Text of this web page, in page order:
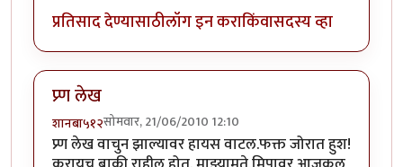
प्रतिसाद देण्यासाठीलॉग इन कराकिंवासदस्य व्हा
प्र्ण लेख
शानबा५१२सोमवार, 21/06/2010 12:10
प्र्ण लेख वाचुन झाल्यावर हायस वाटल.फक्त जोरात हुश!